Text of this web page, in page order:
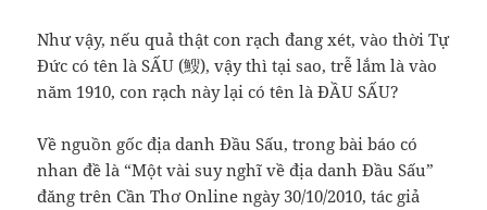
Như vậy, nếu quả thật con rạch đang xét, vào thời Tự
Đức có tên là SẤU (䱸), vậy thì tại sao, trễ lắm là vào
năm 1910, con rạch này lại có tên là ĐẦU SẤU?
Về nguồn gốc địa danh Đầu Sấu, trong bài báo có
nhan đề là “Một vài suy nghĩ về địa danh Đầu Sấu”
đăng trên Cần Thơ Online ngày 30/10/2010, tác giả